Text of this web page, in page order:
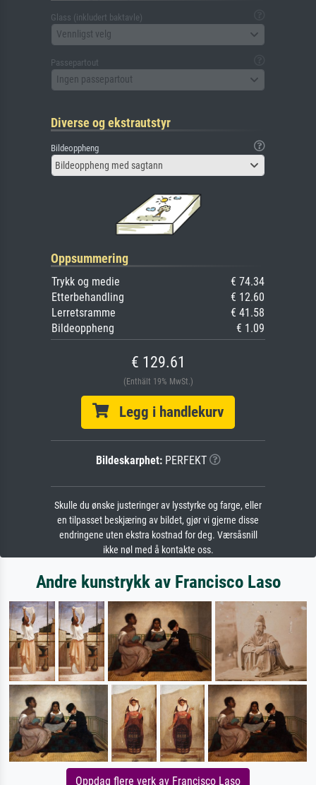
Glass (inkludert baktavle)
Vennligst velg
Passepartout
Ingen passepartout
Diverse og ekstrautstyr
Bildeoppheng
Bildeoppheng med sagtann
Oppsummering
Trykk og medie
€ 74.34
Etterbehandling
€ 12.60
Lerretsramme
€ 41.58
Bildeoppheng
€ 1.09
€ 129.61
(Enthält 19% MwSt.)
Legg i handlekurv
Bildeskarphet:PERFEKT
Skulle du ønske justeringer av lysstyrke og farge, eller
en tilpasset beskjæring av bildet, gjør vi gjerne disse
endringene uten ekstra kostnad for deg. Værsåsnill
ikke nøl med å kontakte oss.
Andre kunstrykk av Francisco Laso
Oppdag flere verk av Francisco Laso